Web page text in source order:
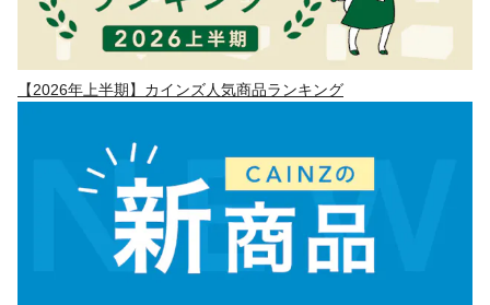
【2026年上半期】カインズ人気商品ランキング